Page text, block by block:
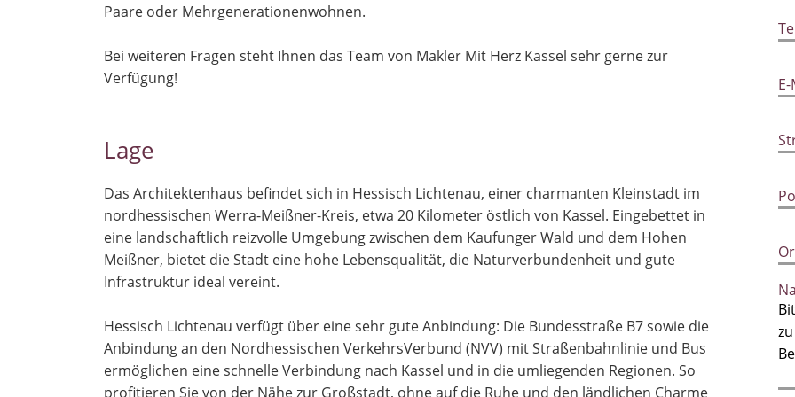
Paare oder Mehrgenerationenwohnen.
Bei weiteren Fragen steht Ihnen das Team von Makler Mit Herz Kassel sehr gerne zur
Verfügung!
Lage
Das Architektenhaus befindet sich in Hessisch Lichtenau, einer charmanten Kleinstadt im
nordhessischen Werra-Meißner-Kreis, etwa 20 Kilometer östlich von Kassel. Eingebettet in
eine landschaftlich reizvolle Umgebung zwischen dem Kaufunger Wald und dem Hohen
Meißner, bietet die Stadt eine hohe Lebensqualität, die Naturverbundenheit und gute
Infrastruktur ideal vereint.
Hessisch Lichtenau verfügt über eine sehr gute Anbindung: Die Bundesstraße B7 sowie die
Anbindung an den Nordhessischen VerkehrsVerbund (NVV) mit Straßenbahnlinie und Bus
ermöglichen eine schnelle Verbindung nach Kassel und in die umliegenden Regionen. So
profitieren Sie von der Nähe zur Großstadt, ohne auf die Ruhe und den ländlichen Charme